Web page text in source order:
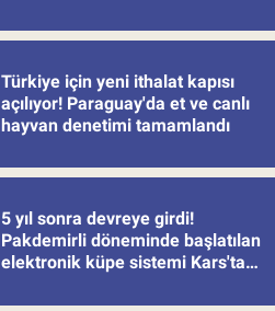
Türkiye için yeni ithalat kapısı
açılıyor! Paraguay'da et ve canlı
hayvan denetimi tamamlandı
5 yıl sonra devreye girdi!
Pakdemirli döneminde başlatılan
elektronik küpe sistemi Kars'tan